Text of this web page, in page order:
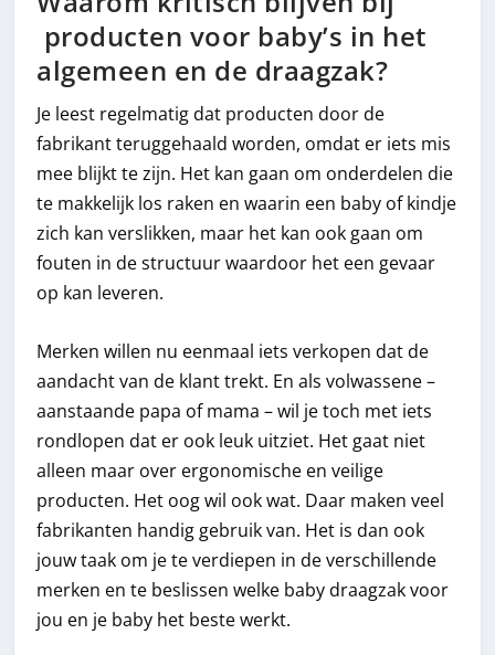
producten voor baby’s in het
algemeen en de draagzak?
Je leest regelmatig dat producten door de
fabrikant teruggehaald worden, omdat er iets mis
mee blijkt te zijn. Het kan gaan om onderdelen die
te makkelijk los raken en waarin een baby of kindje
zich kan verslikken, maar het kan ook gaan om
fouten in de structuur waardoor het een gevaar
op kan leveren.
Merken willen nu eenmaal iets verkopen dat de
aandacht van de klant trekt. En als volwassene –
aanstaande papa of mama – wil je toch met iets
rondlopen dat er ook leuk uitziet. Het gaat niet
alleen maar over ergonomische en veilige
producten. Het oog wil ook wat. Daar maken veel
fabrikanten handig gebruik van. Het is dan ook
jouw taak om je te verdiepen in de verschillende
merken en te beslissen welke baby draagzak voor
jou en je baby het beste werkt.